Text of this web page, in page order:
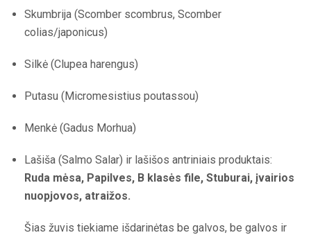
Skumbrija (Scomber scombrus, Scomber
colias/japonicus)
Silkė (Clupea harengus)
Putasu (Micromesistius poutassou)
Menkė (Gadus Morhua)
Lašiša (Salmo Salar) ir lašišos antriniais produktais:
Ruda mėsa, Papilves, B klasės file, Stuburai, įvairios
nuopjovos, atraižos.
Šias žuvis tiekiame išdarinėtas be galvos, be galvos ir